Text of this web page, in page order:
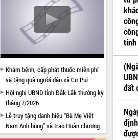
Khám bệnh, cấp phát thuốc miễn phí
và tặng quà người dân xã Cư Pui
Hội nghị UBND tỉnh Đắk Lắk thường kỳ
tháng 7/2026
Lễ truy tặng danh hiệu “Bà Mẹ Việt
Nam Anh hùng” và trao Huân chương
Lao động
tỉnh
đất